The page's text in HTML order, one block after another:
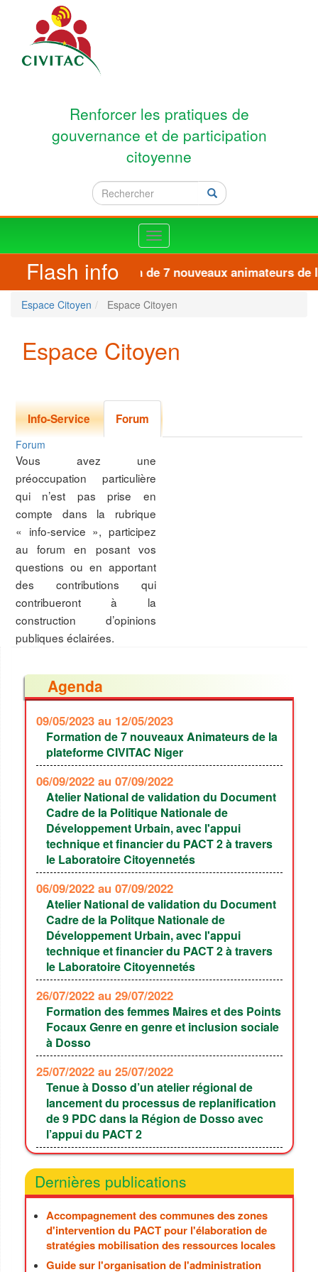
Aller au contenu principal
Renforcer les pratiques de
gouvernance et de participation
citoyenne
Rechercher Rechercher
Toggle
navigation
Flash infoFormation de 7 nouveaux animateurs de
Espace Citoyen Espace Citoyen
Espace Citoyen
Primary tabs
Info-Service Forum (onglet actif)
Forum
Vous avez une
préoccupation particulière
qui n’est pas prise en
compte dans la rubrique
« info-service », participez
au forum en posant vos
questions ou en apportant
des contributions qui
contribueront à la
construction d’opinions
publiques éclairées.
Agenda
09/05/2023 au 12/05/2023
Formation de 7 nouveaux Animateurs de la
plateforme CIVITAC Niger
06/09/2022 au 07/09/2022
Atelier National de validation du Document
Cadre de la Politique Nationale de
Développement Urbain, avec l'appui
technique et financier du PACT 2 à travers
le Laboratoire Citoyennetés
06/09/2022 au 07/09/2022
Atelier National de validation du Document
Cadre de la Politque Nationale de
Développement Urbain, avec l'appui
technique et financier du PACT 2 à travers
le Laboratoire Citoyennetés
26/07/2022 au 29/07/2022
Formation des femmes Maires et des Points
Focaux Genre en genre et inclusion sociale
à Dosso
25/07/2022 au 25/07/2022
Tenue à Dosso d’un atelier régional de
lancement du processus de replanification
de 9 PDC dans la Région de Dosso avec
l’appui du PACT 2
Dernières publications
Accompagnement des communes des zones
d'intervention du PACT pour l'élaboration de
stratégies mobilisation des ressources locales
Guide sur l'organisation de l'administration